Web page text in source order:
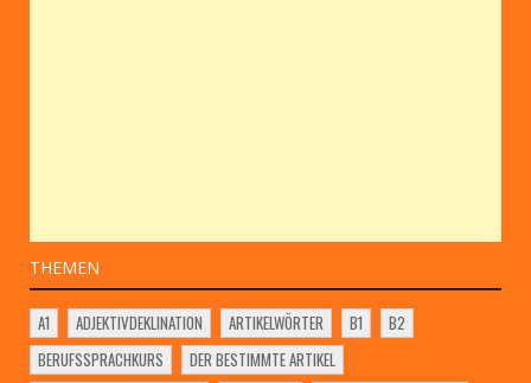
THEMEN
A1 ADJEKTIVDEKLINATION ARTIKELWÖRTER B1
B2
BERUFSSPRACHKURS
DER BESTIMMTE ARTIKEL